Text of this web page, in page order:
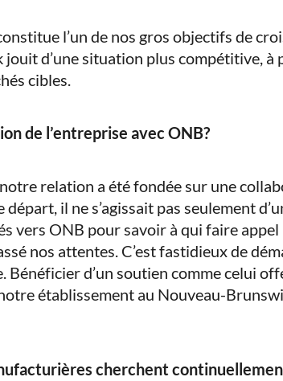
l’un de nos gros objectifs de
d’une situation plus compétitive,
cibles.
de l’entreprise avec ONB?
relation a été fondée sur une
départ, il ne s’agissait pas seulement
vers ONB pour savoir à qui faire
nos attentes. C’est fastidieux de
Bénéficier d’un soutien comme celui
établissement au Nouveau-
cherchent